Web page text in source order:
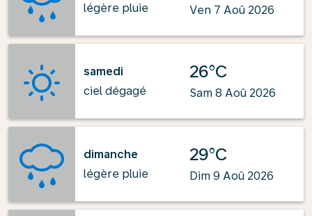
légère pluie
Ven 7 Aoû 2026
samedi
ciel dégagé
26°C
Sam 8 Aoû 2026
dimanche
légère pluie
29°C
Dim 9 Aoû 2026